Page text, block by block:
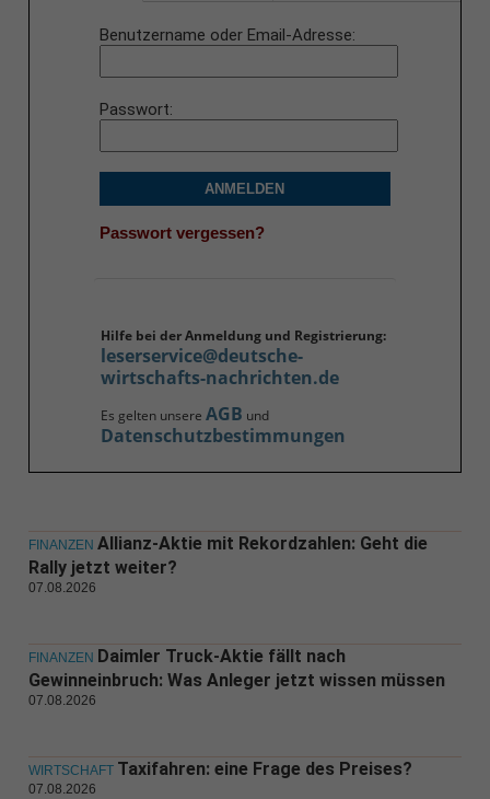
Benutzername oder Email-Adresse
Passwort
ANMELDEN
Passwort vergessen?
Hilfe bei der Anmeldung und Registrierung:
leserservice@deutsche-
wirtschafts-nachrichten.de
Es gelten unsere AGB und
Datenschutzbestimmungen
FINANZEN Allianz-Aktie mit Rekordzahlen: Geht die
Rally jetzt weiter?
07.08.2026
FINANZEN Daimler Truck-Aktie fällt nach
Gewinneinbruch: Was Anleger jetzt wissen müssen
07.08.2026
WIRTSCHAFT Taxifahren: eine Frage des Preises?
07.08.2026